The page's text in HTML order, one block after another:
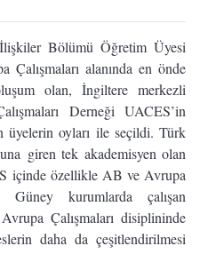
Bölümü Öğretim Üyesi
alanında en önde
olan, İngiltere merkezli
Derneği UACES’in
üyelerin oyları ile seçildi. Türk
giren tek akademisyen olan
içinde özellikle AB ve Avrupa
kurumlarda çalışan
Çalışmaları disiplininde
daha da çeşitlendirilmesi